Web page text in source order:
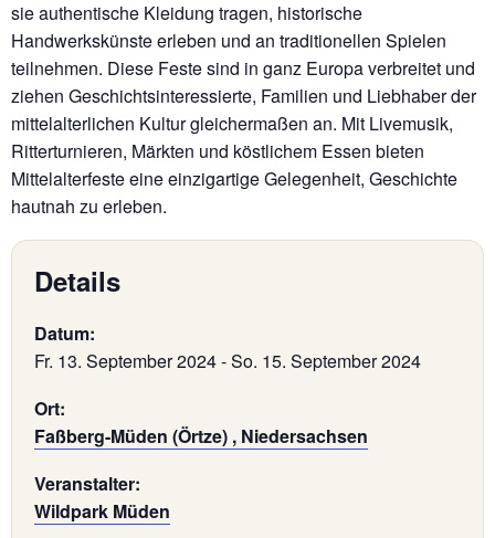
sie authentische Kleidung tragen, historische
Handwerkskünste erleben und an traditionellen Spielen
teilnehmen. Diese Feste sind in ganz Europa verbreitet und
ziehen Geschichtsinteressierte, Familien und Liebhaber der
mittelalterlichen Kultur gleichermaßen an. Mit Livemusik,
Ritterturnieren, Märkten und köstlichem Essen bieten
Mittelalterfeste eine einzigartige Gelegenheit, Geschichte
hautnah zu erleben.
Details
Datum:
Fr. 13. September 2024-So. 15. September 2024
Ort:
Faßberg-Müden (Örtze) , Niedersachsen
Veranstalter:
Wildpark Müden